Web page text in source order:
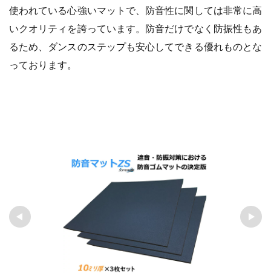
使われている心強いマットで、防音性に関しては非常に高
いクオリティを誇っています。防音だけでなく防振性もあ
るため、ダンスのステップも安心してできる優れものとな
っております。